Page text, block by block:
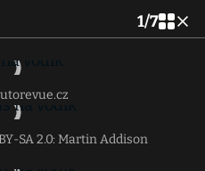
1/7
SA 2.0: Martin Addison